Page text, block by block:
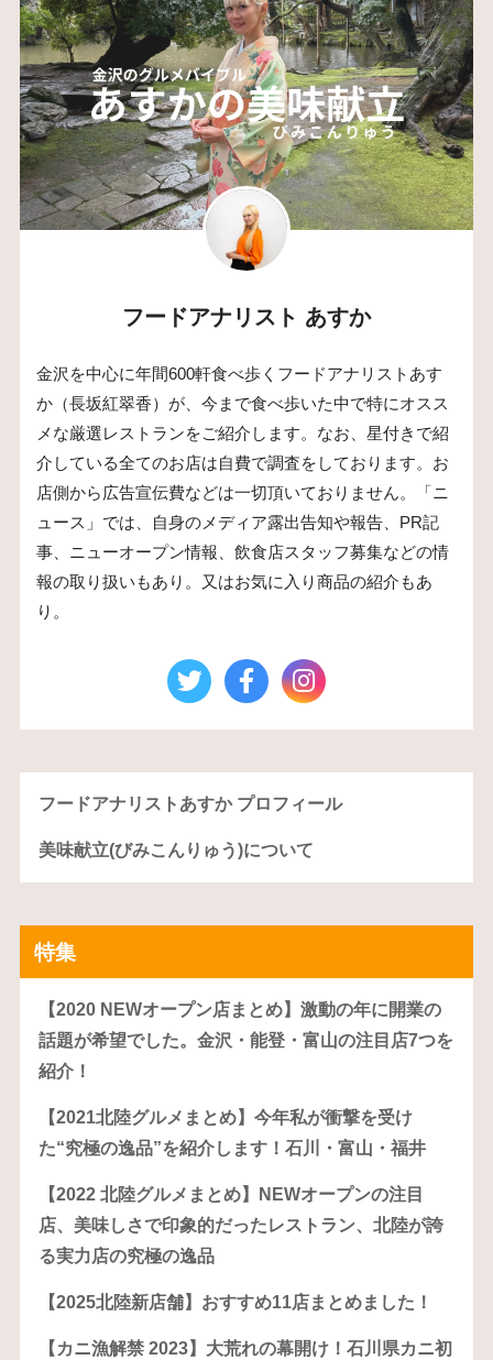
フードアナリスト あすか
金沢を中心に年間600軒食べ歩くフードアナリストあす
か（長坂紅翠香）が、今まで食べ歩いた中で特にオスス
メな厳選レストランをご紹介します。なお、星付きで紹
介している全てのお店は自費で調査をしております。お
店側から広告宣伝費などは一切頂いておりません。「ニ
ュース」では、自身のメディア露出告知や報告、PR記
事、ニューオープン情報、飲食店スタッフ募集などの情
報の取り扱いもあり。又はお気に入り商品の紹介もあ
り。
フードアナリストあすか プロフィール
美味献立(びみこんりゅう)について
特集
【2020 NEWオープン店まとめ】激動の年に開業の
話題が希望でした。金沢・能登・富山の注目店7つを
紹介！
【2021北陸グルメまとめ】今年私が衝撃を受け
た“究極の逸品”を紹介します！石川・富山・福井
【2022 北陸グルメまとめ】NEWオープンの注目
店、美味しさで印象的だったレストラン、北陸が誇
る実力店の究極の逸品
【2025北陸新店舗】おすすめ11店まとめました！
【カニ漁解禁 2023】大荒れの幕開け！石川県カニ初